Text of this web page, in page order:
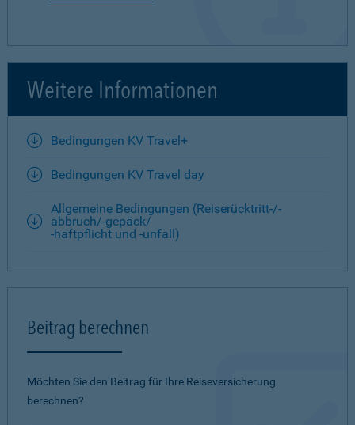
Weitere Informationen
Bedingungen KV Travel+
Bedingungen KV Travel day
Allgemeine Bedingungen (Reiserücktritt-/-
abbruch/-gepäck/
-haftpflicht und -unfall)
Beitrag berechnen
Möchten Sie den Beitrag für Ihre Reiseversicherung
berechnen?